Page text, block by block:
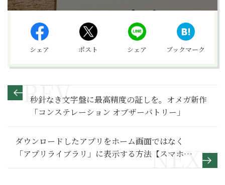
シェア ポスト シェア ブックマーク
秒針なき文字盤に最高精度の証しを。オメガ新作
「コンステレーション オブザーバトリー」
ダウンロードしたアプリをホーム画面ではなく
「アプリライブラリ」に表示する方法【スマホ基
本のき 第176回】